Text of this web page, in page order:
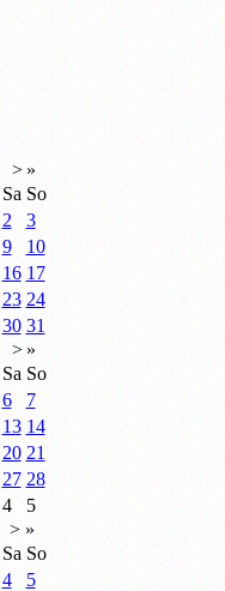
>»
Sa So
2
3
9
10
16 17
23 24
30 31
>»
Sa So
6
7
13 14
20 21
27 28
4
5
> »
Sa So
4
5